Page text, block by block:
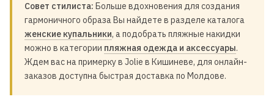
Совет стилиста: Больше вдохновения для создания
гармоничного образа Вы найдете в разделе каталога
женские купальники, а подобрать пляжные накидки
можно в категории пляжная одежда и аксессуары.
Ждем вас на примерку в Jolie в Кишиневе, для онлайн-
заказов доступна быстрая доставка по Молдове.